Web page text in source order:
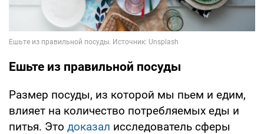
Ешьте из правильной посуды
Размер посуды, из которой мы пьем и едим,
влияет на количество потребляемых еды и
питья. Это доказал исследователь сферы